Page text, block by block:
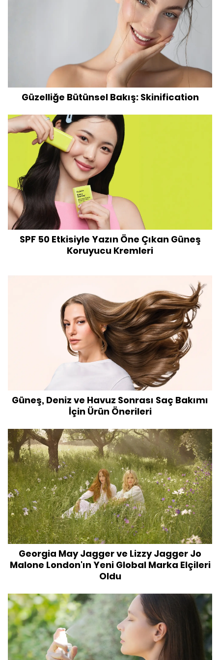
Güzelliğe Bütünsel Bakış: Skinification
SPF 50 Etkisiyle Yazın Öne Çıkan Güneş
Koruyucu Kremleri
Güneş, Deniz ve Havuz Sonrası Saç Bakımı
İçin Ürün Önerileri
Georgia May Jagger ve Lizzy Jagger Jo
Malone London'ın Yeni Global Marka Elçileri
Oldu